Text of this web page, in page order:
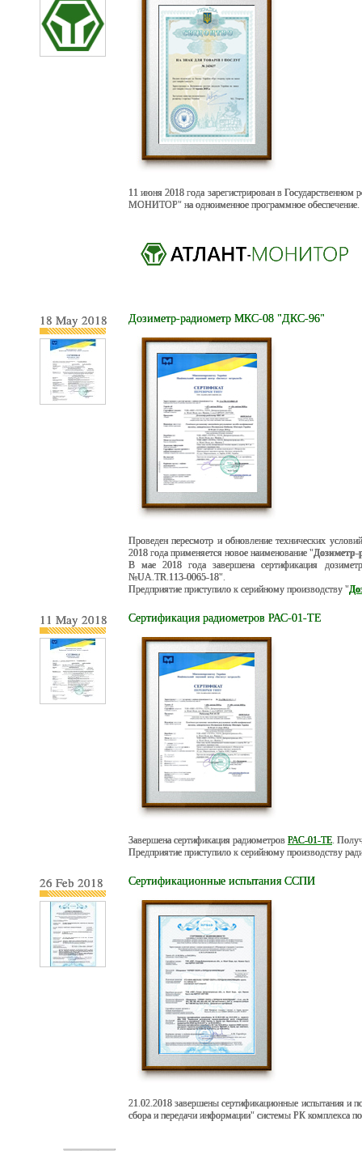
11 июня 2018 года зарегистрирован в
МОНИТОР" на одноименное программное обеспечение.
18 May 2018 Дозиметр-радиометр МКС-08 "ДКС-96"
Проведен пересмотр и обновление технических
2018 года применяется новое наименование "
В мае 2018 года завершена сертификация
№UA.TR.113-0065-18".
Предприятие приступило к серийному производству "
11 May 2018 Сертификация радиометров РАС-01-ТЕ
Завершена сертификация радиометров РАС-01-ТЕ.
Предприятие приступило к серийному производству
26 Feb 2018 Сертификационные испытания ССПИ
21.02.2018 завершены сертификационные испытания
сбора и передачи информации" системы РК комплекса